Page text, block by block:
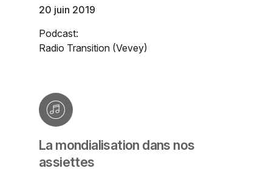
20 juin 2019
Podcast:
Radio Transition (Vevey)
La mondialisation dans nos
assiettes